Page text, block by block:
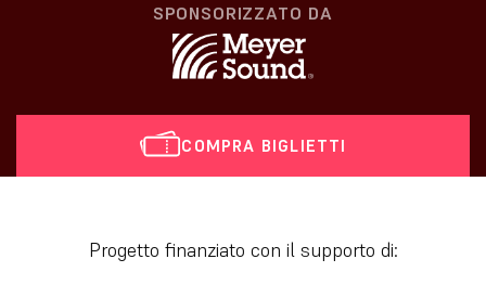
COMPRA BIGLIETTI
SPONSORIZZATO DA
Progetto finanziato con il supporto di: